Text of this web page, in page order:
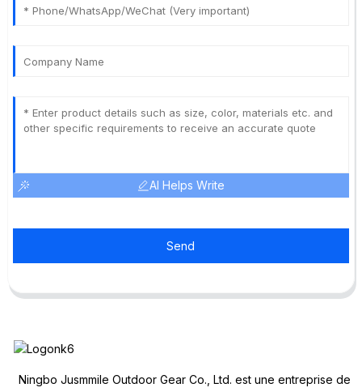
AI Helps Write
Send
Ningbo Jusmmile Outdoor Gear Co., Ltd. est une entreprise de